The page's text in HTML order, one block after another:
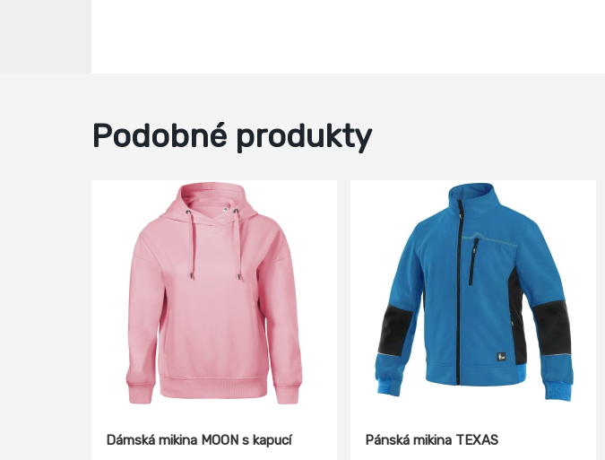
Podobné produkty
Dámská mikina MOON s kapucí Pánská mikina TEXAS